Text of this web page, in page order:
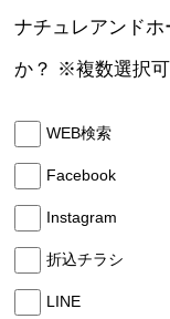
ナチュレアンド
か？ ※複数選択可
WEB検索
Facebook
Instagram
折込チラシ
LINE